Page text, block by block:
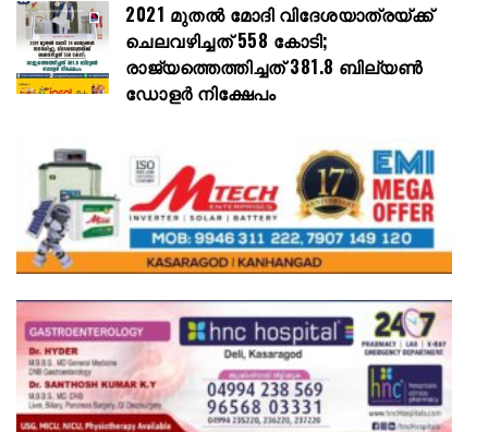
2021 മുതൽ മോദി വിദേശയാത്രയ്ക്ക്
ചെലവഴിച്ചത് 558 കോടി;
രാജ്യത്തെത്തിച്ചത് 381.8 ബില്യൺ
ഡോളർ നിക്ഷേപം